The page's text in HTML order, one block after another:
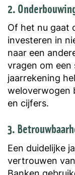
2.
Of het nu gaat
investeren in
naar een
vragen om
jaarrekening
weloverwogen
en cijfers.
3.
Een duidelijke
vertrouwen